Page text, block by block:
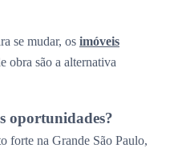
se mudar, os imóveis
obra são a alternativa
oportunidades?
forte na Grande São Paulo,